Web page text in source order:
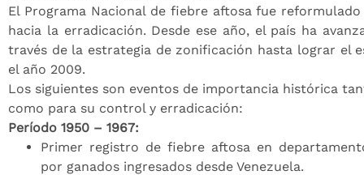
El Programa Nacional de fiebre aftosa fue
hacia la erradicación. Desde ese año, el país ha
través de la estrategia de zonificación hasta lograr el
el año 2009.
Los siguientes son eventos de importancia histórica
como para su control y erradicación:
Período 1950 – 1967:
Primer registro de fiebre aftosa en
por ganados ingresados desde Venezuela.